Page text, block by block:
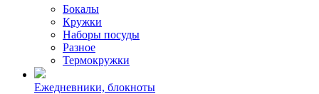
Бокалы
Кружки
Наборы посуды
Разное
Термокружки
Ежедневники, блокноты